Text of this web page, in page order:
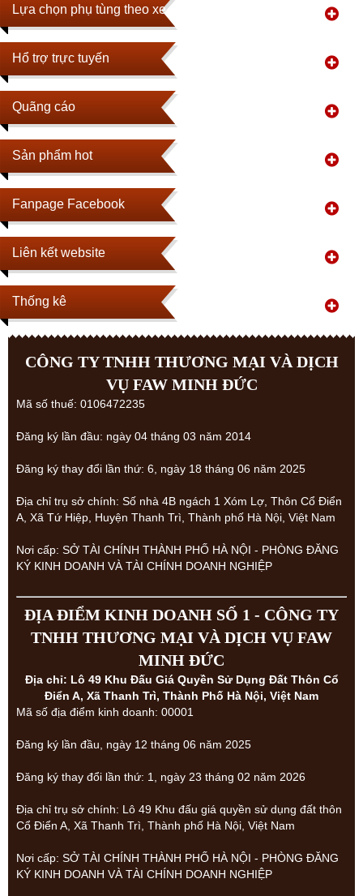
Lựa chọn phụ tùng theo xe
Hổ trợ trực tuyến
Quãng cáo
Sản phẩm hot
Fanpage Facebook
Liên kết website
Thống kê
CÔNG TY TNHH THƯƠNG MẠI VÀ DỊCH
VỤ FAW MINH ĐỨC
Mã số thuế: 0106472235
Đăng ký lần đầu: ngày 04 tháng 03 năm 2014
Đăng ký thay đổi lần thứ: 6, ngày 18 tháng 06 năm 2025
Địa chỉ trụ sở chính: Số nhà 4B ngách 1 Xóm Lợ, Thôn Cổ Điển
A, Xã Tứ Hiệp, Huyện Thanh Trì, Thành phố Hà Nội, Việt Nam
Nơi cấp: SỞ TÀI CHÍNH THÀNH PHỐ HÀ NỘI - PHÒNG ĐĂNG
KÝ KINH DOANH VÀ TÀI CHÍNH DOANH NGHIỆP
ĐỊA ĐIỂM KINH DOANH SỐ 1 - CÔNG TY
TNHH THƯƠNG MẠI VÀ DỊCH VỤ FAW
MINH ĐỨC
Địa chỉ: Lô 49 Khu Đấu Giá Quyền Sử Dụng Đất Thôn Cổ
Điển A, Xã Thanh Trì, Thành Phố Hà Nội, Việt Nam
Mã số địa điểm kinh doanh: 00001
Đăng ký lần đầu, ngày 12 tháng 06 năm 2025
Đăng ký thay đổi lần thứ: 1, ngày 23 tháng 02 năm 2026
Địa chỉ trụ sở chính: Lô 49 Khu đấu giá quyền sử dụng đất thôn
Cổ Điển A, Xã Thanh Trì, Thành phố Hà Nội, Việt Nam
Nơi cấp: SỞ TÀI CHÍNH THÀNH PHỐ HÀ NỘI - PHÒNG ĐĂNG
KÝ KINH DOANH VÀ TÀI CHÍNH DOANH NGHIỆP